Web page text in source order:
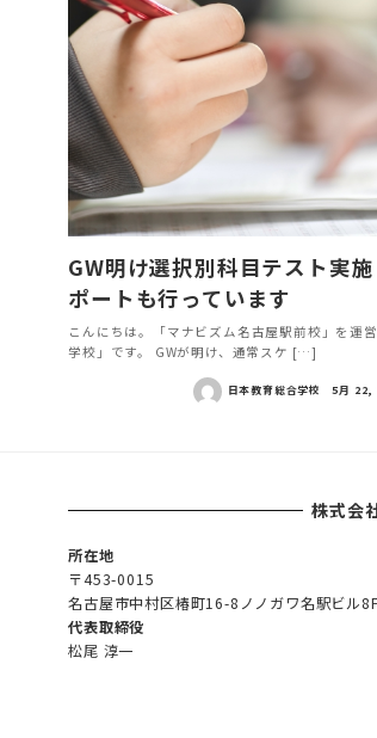
GW明け選択別科目テスト実
ポートも行っています
こんにちは。「マナビズム名古屋駅前校」を運
学校」です。 GWが明け、通常スケ […]
日本教育総合学校 5月 22,
株式会
所在地
〒453-0015
名古屋市中村区椿町16-8ノノガワ名駅ビル8F
代表取締役
松尾 淳一